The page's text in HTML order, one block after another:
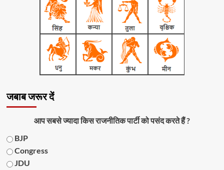
जबाब जरूर दें
आप सबसे ज्यादा किस राजनीतिक पार्टी को पसंद करते हैं ?
BJP
Congress
JDU